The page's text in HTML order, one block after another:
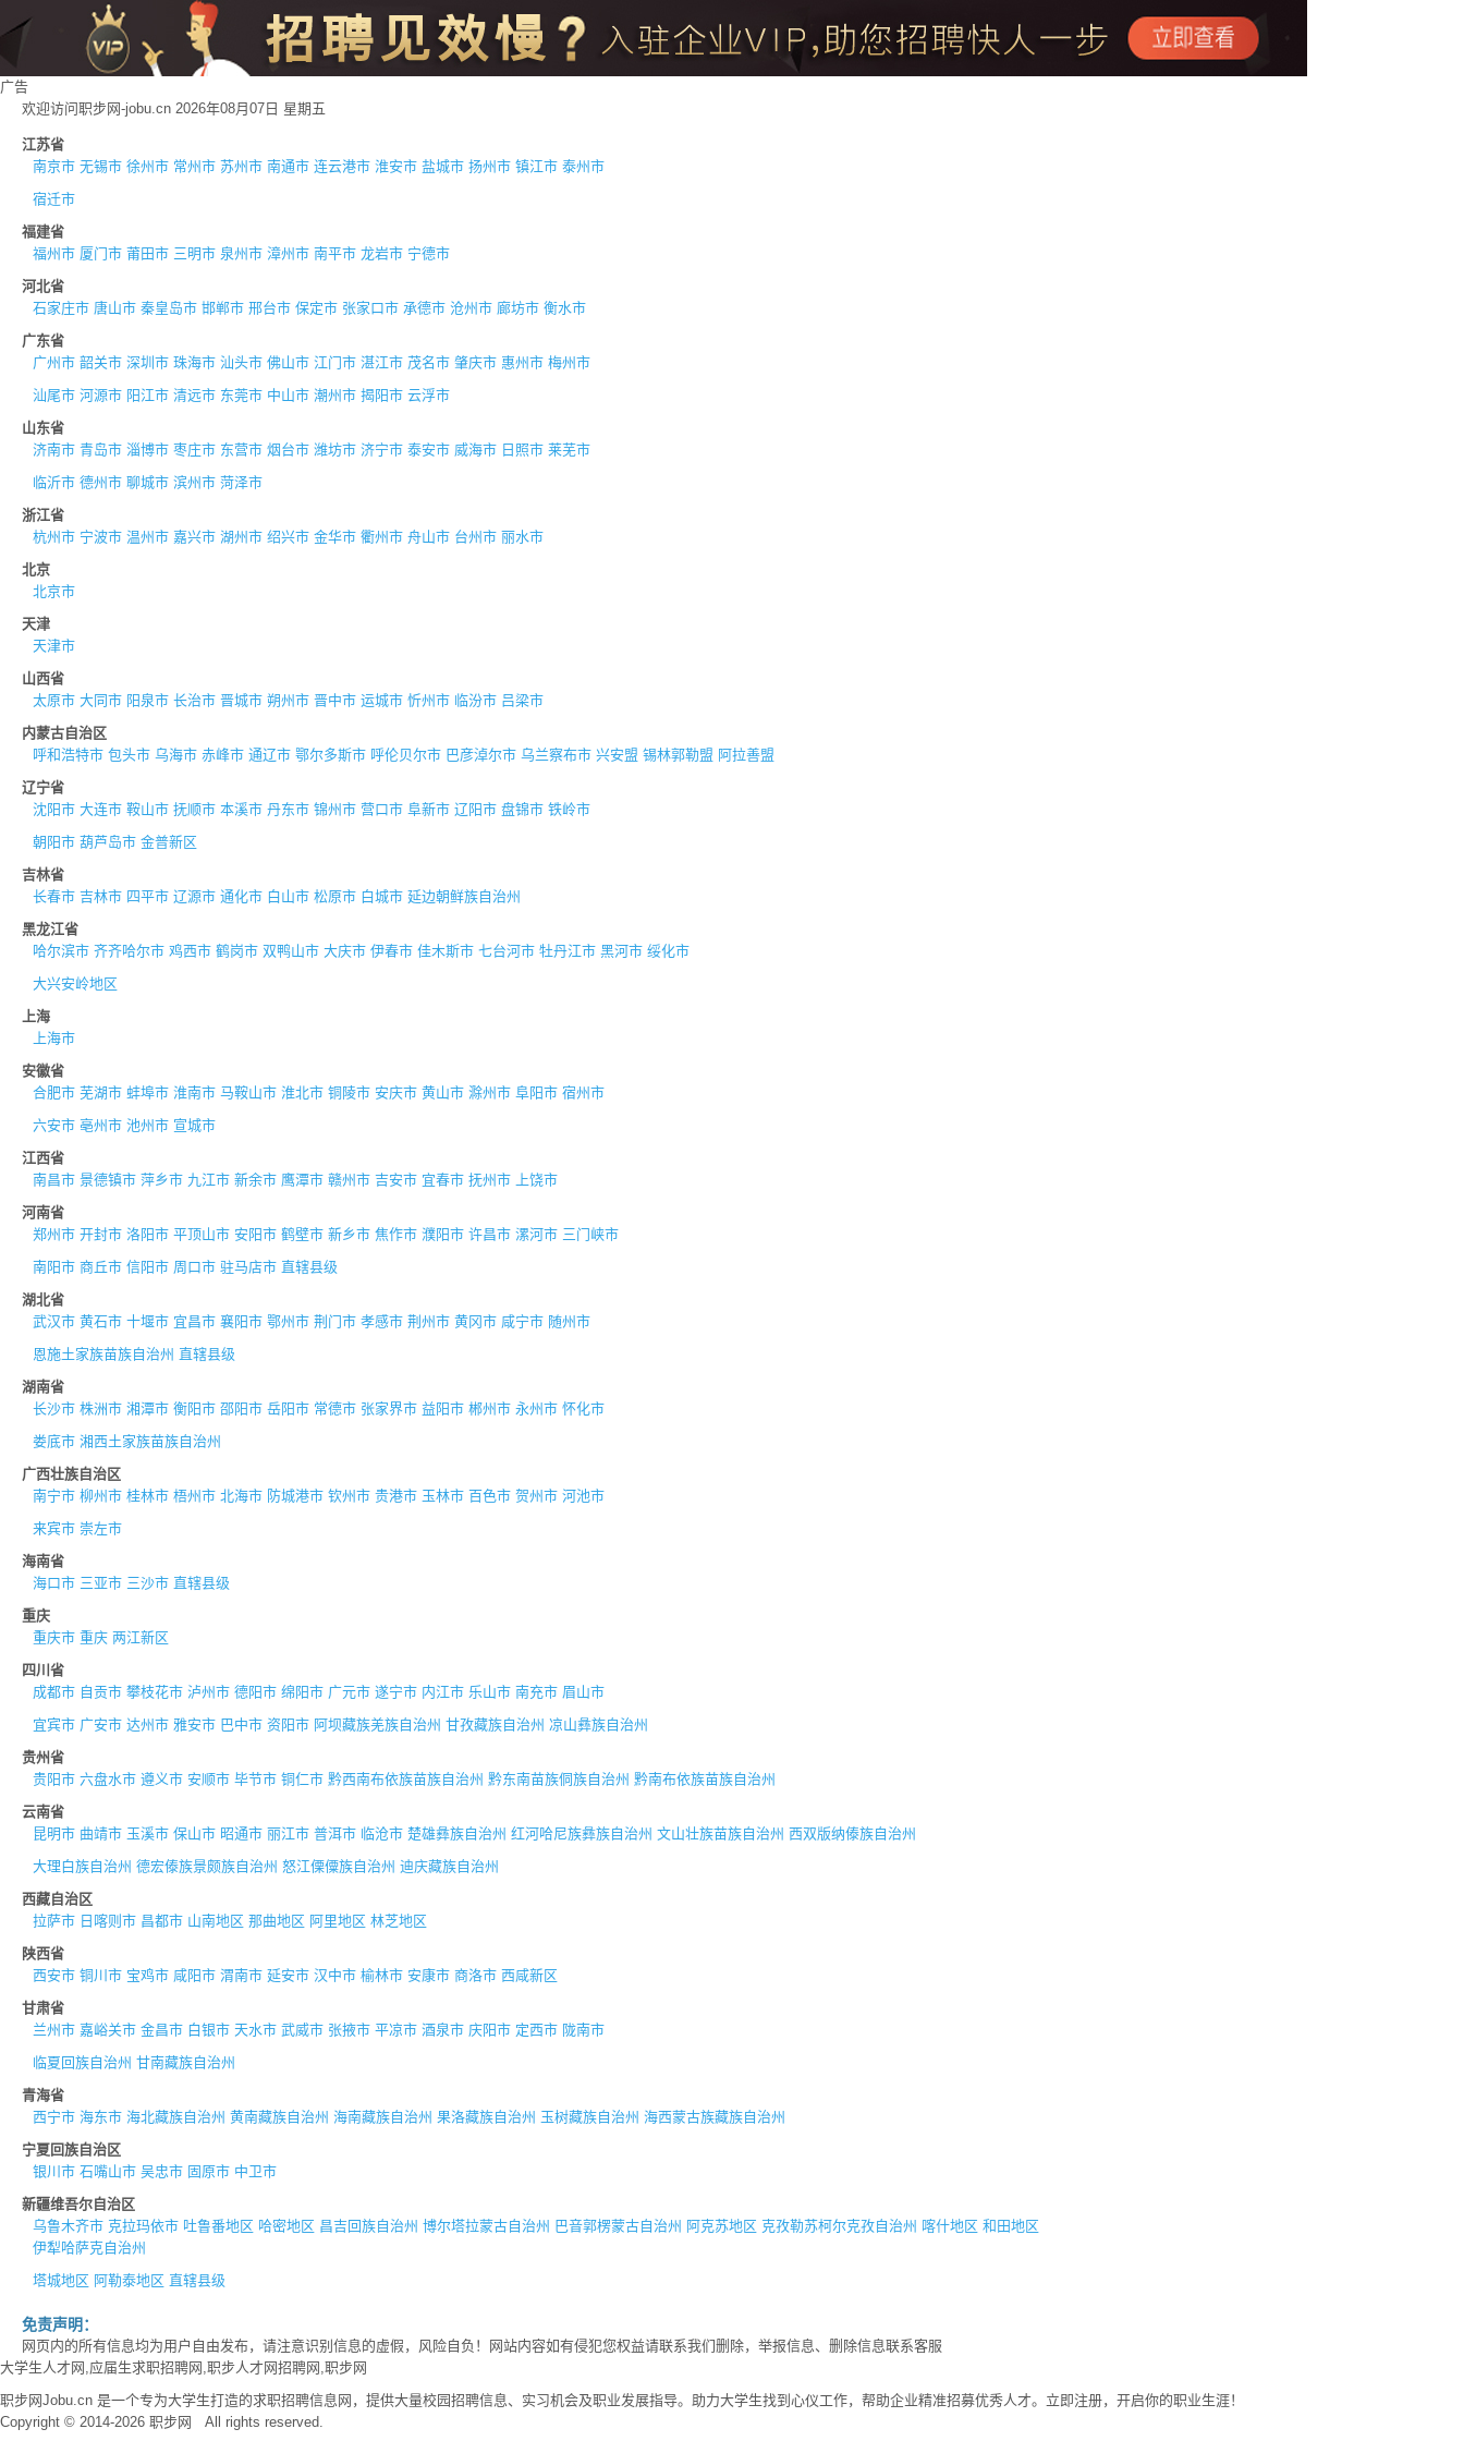
广告
欢迎访问职步网-jobu.cn 2026年08月07日 星期五
江苏省
南京市 无锡市 徐州市 常州市 苏州市 南通市 连云港市 淮安市 盐城市 扬州市 镇江市 泰州市
宿迁市
福建省
福州市 厦门市 莆田市 三明市 泉州市 漳州市 南平市 龙岩市 宁德市
河北省
石家庄市 唐山市 秦皇岛市 邯郸市 邢台市 保定市 张家口市 承德市 沧州市 廊坊市 衡水市
广东省
广州市 韶关市 深圳市 珠海市 汕头市 佛山市 江门市 湛江市 茂名市 肇庆市 惠州市 梅州市
汕尾市 河源市 阳江市 清远市 东莞市 中山市 潮州市 揭阳市 云浮市
山东省
济南市 青岛市 淄博市 枣庄市 东营市 烟台市 潍坊市 济宁市 泰安市 威海市 日照市 莱芜市
临沂市 德州市 聊城市 滨州市 菏泽市
浙江省
杭州市 宁波市 温州市 嘉兴市 湖州市 绍兴市 金华市 衢州市 舟山市 台州市 丽水市
北京
北京市
天津
天津市
山西省
太原市 大同市 阳泉市 长治市 晋城市 朔州市 晋中市 运城市 忻州市 临汾市 吕梁市
内蒙古自治区
呼和浩特市 包头市 乌海市 赤峰市 通辽市 鄂尔多斯市 呼伦贝尔市 巴彦淖尔市 乌兰察布市 兴安盟 锡林郭勒盟 阿拉善盟
辽宁省
沈阳市 大连市 鞍山市 抚顺市 本溪市 丹东市 锦州市 营口市 阜新市 辽阳市 盘锦市 铁岭市
朝阳市 葫芦岛市 金普新区
吉林省
长春市 吉林市 四平市 辽源市 通化市 白山市 松原市 白城市 延边朝鲜族自治州
黑龙江省
哈尔滨市 齐齐哈尔市 鸡西市 鹤岗市 双鸭山市 大庆市 伊春市 佳木斯市 七台河市 牡丹江市 黑河市 绥化市
大兴安岭地区
上海
上海市
安徽省
合肥市 芜湖市 蚌埠市 淮南市 马鞍山市 淮北市 铜陵市 安庆市 黄山市 滁州市 阜阳市 宿州市
六安市 亳州市 池州市 宣城市
江西省
南昌市 景德镇市 萍乡市 九江市 新余市 鹰潭市 赣州市 吉安市 宜春市 抚州市
上饶市
河南省
郑州市 开封市 洛阳市 平顶山市 安阳市 鹤壁市 新乡市 焦作市 濮阳市 许昌市 漯河市 三门峡市
南阳市 商丘市 信阳市 周口市 驻马店市 直辖县级
湖北省
武汉市 黄石市 十堰市 宜昌市 襄阳市 鄂州市 荆门市 孝感市 荆州市 黄冈市 咸宁市 随州市
恩施土家族苗族自治州 直辖县级
湖南省
长沙市 株洲市 湘潭市 衡阳市 邵阳市 岳阳市 常德市 张家界市 益阳市 郴州市 永州市 怀化市
娄底市 湘西土家族苗族自治州
广西壮族自治区
南宁市 柳州市 桂林市 梧州市 北海市 防城港市 钦州市 贵港市 玉林市 百色市 贺州市 河池市
来宾市 崇左市
海南省
海口市 三亚市 三沙市 直辖县级
重庆
重庆市 重庆 两江新区
四川省
成都市 自贡市 攀枝花市 泸州市 德阳市 绵阳市 广元市 遂宁市 内江市 乐山市 南充市 眉山市
宜宾市 广安市 达州市 雅安市 巴中市 资阳市 阿坝藏族羌族自治州 甘孜藏族自治州 凉山彝族自治州
贵州省
贵阳市 六盘水市 遵义市 安顺市 毕节市 铜仁市 黔西南布依族苗族自治州 黔东南苗族侗族自治州 黔南布依族苗族自治州
云南省
昆明市 曲靖市 玉溪市 保山市 昭通市 丽江市 普洱市 临沧市 楚雄彝族自治州 红河哈尼族彝族自治州 文山壮族苗族自治州 西双版纳傣族自治州
大理白族自治州 德宏傣族景颇族自治州 怒江傈僳族自治州 迪庆藏族自治州
西藏自治区
拉萨市 日喀则市 昌都市 山南地区 那曲地区 阿里地区 林芝地区
陕西省
西安市 铜川市 宝鸡市 咸阳市 渭南市 延安市 汉中市 榆林市 安康市 商洛市 西咸新区
甘肃省
兰州市 嘉峪关市 金昌市 白银市 天水市 武威市 张掖市 平凉市 酒泉市 庆阳市 定西市 陇南市
临夏回族自治州 甘南藏族自治州
青海省
西宁市 海东市 海北藏族自治州 黄南藏族自治州 海南藏族自治州 果洛藏族自治州 玉树藏族自治州 海西蒙古族藏族自治州
宁夏回族自治区
银川市 石嘴山市 吴忠市 固原市 中卫市
新疆维吾尔自治区
乌鲁木齐市 克拉玛依市 吐鲁番地区 哈密地区 昌吉回族自治州 博尔塔拉蒙古自治州 巴音郭楞蒙古自治州 阿克苏地区 克孜勒苏柯尔克孜自治州 喀什地区 和田地区
伊犁哈萨克自治州
塔城地区 阿勒泰地区 直辖县级
免责声明：
网页内的所有信息均为用户自由发布，请注意识别信息的虚假，风险自负！网站内容如有侵犯您权益请联系我们删除，举报信息、删除信息联系客服
大学生人才网,应届生求职招聘网,职步人才网招聘网,职步网
职步网Jobu.cn 是一个专为大学生打造的求职招聘信息网，提供大量校园招聘信息、实习机会及职业发展指导。助力大学生找到心仪工作，帮助企业精准招募优秀人才。立即注册，开启你的职业生涯！
Copyright © 2014-2026 职步网 All rights reserved.